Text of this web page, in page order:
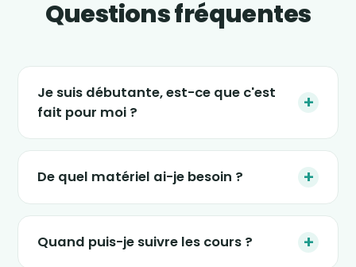
Questions fréquentes
Je suis débutante, est-ce que c'est
fait pour moi ?
+
Absolument. Les séances s'adaptent à tous
semaines » est justement conçu pour
(re)démarrer en douceur, sans impact et sans
De quel matériel ai-je besoin ? +
Le strict minimum : une tablette, un ordinateur
ou un smartphone, un petit espace dans ton
salon et une tenue confortable. Certaines
Quand puis-je suivre les cours ? +